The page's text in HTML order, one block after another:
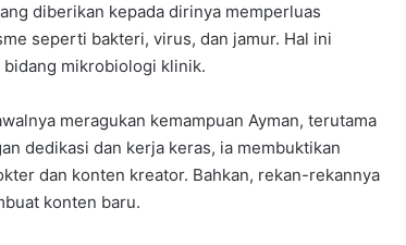
diberikan kepada dirinya memperluas
seperti bakteri, virus, dan jamur. Hal ini
mikrobiologi klinik.
meragukan kemampuan Ayman, terutama
dedikasi dan kerja keras, ia membuktikan
dan konten kreator. Bahkan, rekan-rekannya
konten baru.